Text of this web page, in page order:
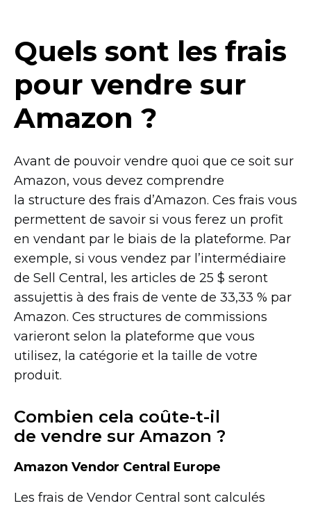
Quels sont les frais
pour vendre sur
Amazon ?
Avant de pouvoir vendre quoi que ce soit sur
Amazon, vous devez comprendre
la structure des frais d’Amazon. Ces frais vous
permettent de savoir si vous ferez un profit
en vendant par le biais de la plateforme. Par
exemple, si vous vendez par l’intermédiaire
de Sell Central, les articles de 25 $ seront
assujettis à des frais de vente de 33,33 % par
Amazon. Ces structures de commissions
varieront selon la plateforme que vous
utilisez, la catégorie et la taille de votre
produit.
Combien cela coûte-t-il
de vendre sur Amazon ?
Amazon Vendor Central Europe
Les frais de Vendor Central sont calculés